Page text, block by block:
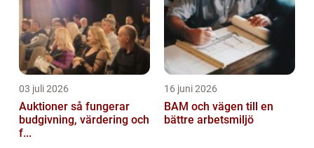
03 juli 2026
Auktioner så fungerar
budgivning, värdering och
f...
16 juni 2026
BAM och vägen till en
bättre arbetsmiljö